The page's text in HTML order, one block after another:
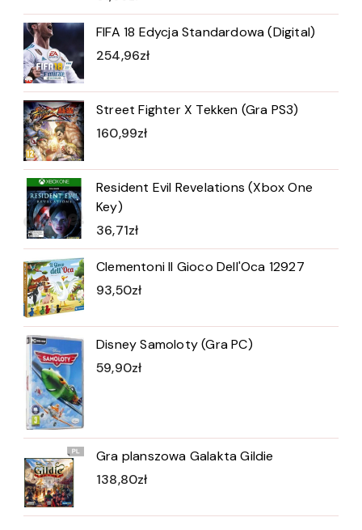
FIFA 18 Edycja Standardowa (Digital)
254,96zł
Street Fighter X Tekken (Gra PS3)
160,99zł
Resident Evil Revelations (Xbox One
Key)
36,71zł
Clementoni Il Gioco Dell'Oca 12927
93,50zł
Disney Samoloty (Gra PC)
59,90zł
Gra planszowa Galakta Gildie
138,80zł